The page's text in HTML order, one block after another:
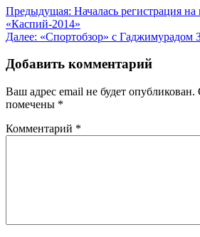
Навигация
по
Предыдущая: Началась регистрация
«Каспий-2014»
Далее: «Спортобзор» с Гаджимурадом
Добавить комментарий
Ваш адрес email не будет опубликован.
помечены *
Комментарий *